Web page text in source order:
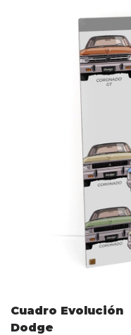
Cuadro Evolución
Dodge